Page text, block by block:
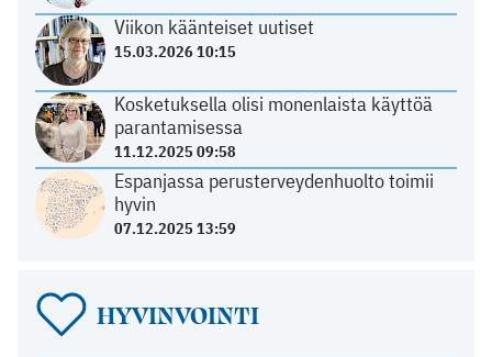
Viikon käänteiset uutiset
15.03.2026 10:15
Kosketuksella olisi monenlaista käyttöä
parantamisessa
11.12.2025 09:58
Espanjassa perusterveydenhuolto toimii
hyvin
07.12.2025 13:59
HYVINVOINTI